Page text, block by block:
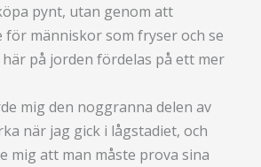
pynt, utan genom att
för människor som fryser och se
på jorden fördelas på ett mer
mig den noggranna delen av
när jag gick i lågstadiet, och
mig att man måste prova sina